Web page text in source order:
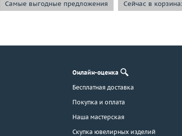
Самые выгодные предложения Сейчас в
Онлайн-оценка
Бесплатная доставка
Покупка и оплата
Наша мастерская
Скупка ювелирных изделий